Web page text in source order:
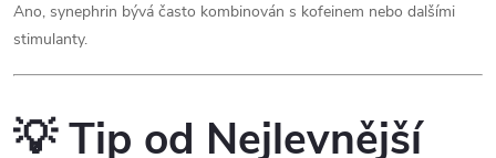
Ano, synephrin bývá často kombinován s kofeinem nebo dalšími
stimulanty.
💡 Tip od Nejlevnější